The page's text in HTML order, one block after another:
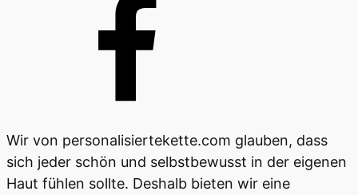
Wir von personalisiertekette.com glauben, dass
sich jeder schön und selbstbewusst in der eigenen
Haut fühlen sollte. Deshalb bieten wir eine